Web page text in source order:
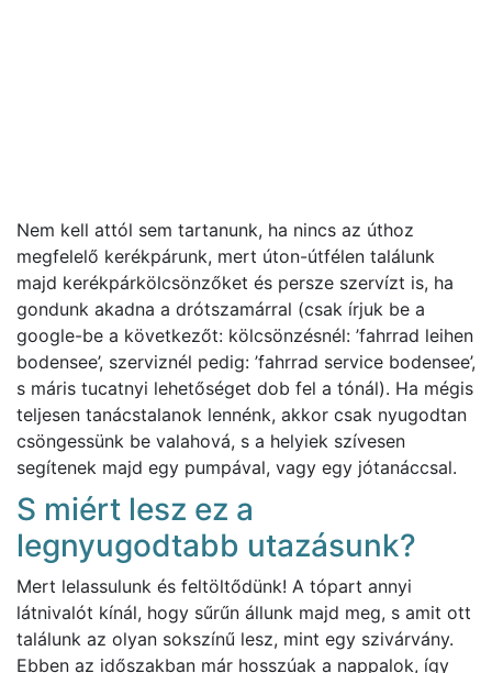
Nem kell attól sem tartanunk, ha nincs az úthoz
megfelelő kerékpárunk, mert úton-útfélen találunk
majd kerékpárkölcsönzőket és persze szervízt is, ha
gondunk akadna a drótszamárral (csak írjuk be a
google-be a következőt: kölcsönzésnél: ’fahrrad leihen
bodensee’, szerviznél pedig: ’fahrrad service bodensee’,
s máris tucatnyi lehetőséget dob fel a tónál). Ha mégis
teljesen tanácstalanok lennénk, akkor csak nyugodtan
csöngessünk be valahová, s a helyiek szívesen
segítenek majd egy pumpával, vagy egy jótanáccsal.
S miért lesz ez a
legnyugodtabb utazásunk?
Mert lelassulunk és feltöltődünk! A tópart annyi
látnivalót kínál, hogy sűrűn állunk majd meg, s amit ott
találunk az olyan sokszínű lesz, mint egy szivárvány.
Ebben az időszakban már hosszúak a nappalok, így